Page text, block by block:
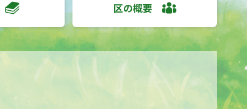
区の概要